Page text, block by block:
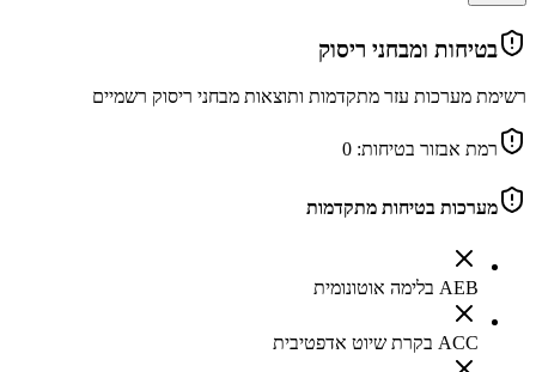
בטיחות ומבחני ריסוק
רשימת מערכות עזר מתקדמות ותוצאות מבחני ריסוק רשמיים
רמת אבזור בטיחות: 0
מערכות בטיחות מתקדמות
AEB בלימה אוטונומית
ACC בקרת שיוט אדפטיבית